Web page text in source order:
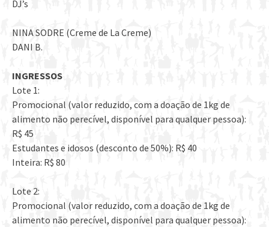
DJ’s
NINA SODRE (Creme de La Creme)
DANI B.
INGRESSOS
Lote 1:
Promocional (valor reduzido, com a doação de 1kg de
alimento não perecível, disponível para qualquer pessoa):
R$ 45
Estudantes e idosos (desconto de 50%): R$ 40
Inteira: R$ 80
Lote 2:
Promocional (valor reduzido, com a doação de 1kg de
alimento não perecível, disponível para qualquer pessoa):